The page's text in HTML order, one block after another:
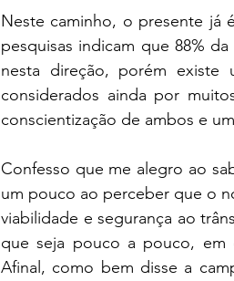
Neste caminho, o presente já
pesquisas indicam que 88%
nesta direção, porém existe
considerados ainda por
conscientização de ambos e
Confesso que me alegro ao
um pouco ao perceber que o
viabilidade e segurança ao
que seja pouco a pouco, em
Afinal, como bem disse a